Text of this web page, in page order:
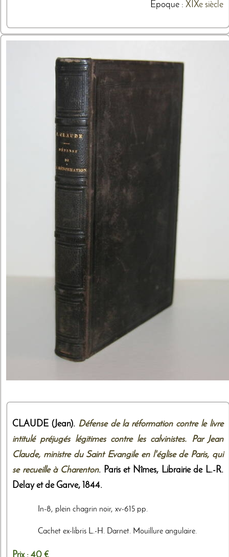
Epoque : XIXe siècle
CLAUDE (Jean). Défense de la réformation contre le livre
intitulé préjugés légitimes contre les calvinistes. Par Jean
Claude, ministre du Saint Evangile en l'église de Paris, qui
se recueille à Charenton. Paris et Nîmes, Librairie de L.-R.
Delay et de Garve, 1844.
In-8, plein chagrin noir, xv-615 pp.
Cachet ex-libris L.-H. Darnet. Mouillure angulaire.